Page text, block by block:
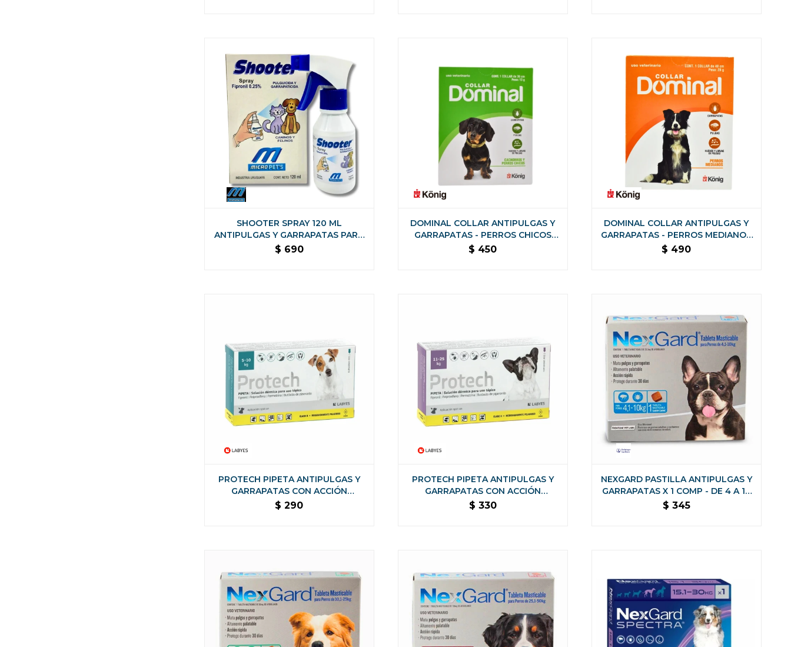
SHOOTER SPRAY 120 ML
ANTIPULGAS Y GARRAPATAS PARA
PERROS Y GATOS
$ 690
DOMINAL COLLAR ANTIPULGAS Y
GARRAPATAS - PERROS CHICOS
CACHORROS O PEQUEÑOS 36
$ 450
DOMINAL COLLAR ANTIPULGAS Y
GARRAPATAS - PERROS MEDIANOS
48 CM DE LARGO
$ 490
PROTECH PIPETA ANTIPULGAS Y
GARRAPATAS CON ACCIÓN
AMBIENTAL PARA PERROS - DE 5 A
$ 290
PROTECH PIPETA ANTIPULGAS Y
GARRAPATAS CON ACCIÓN
AMBIENTAL PARA PERROS - DE 11 A
$ 330
NEXGARD PASTILLA ANTIPULGAS Y
GARRAPATAS X 1 COMP - DE 4 A 10
KG
$ 345